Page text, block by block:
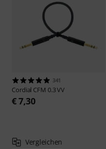
341
Cordial CFM 0.3 VV
€ 7,30
Vergleichen